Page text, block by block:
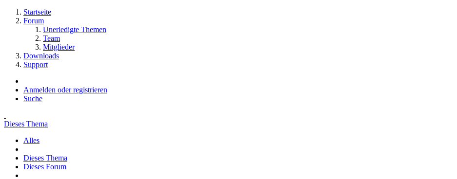
Startseite
Forum
Unerledigte Themen
Team
Mitglieder
Downloads
Support
Anmelden oder registrieren
Suche
Dieses Thema
Alles
Dieses Thema
Dieses Forum